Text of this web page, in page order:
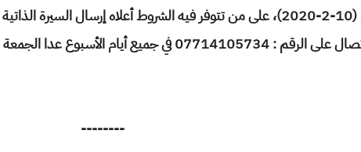
:
الأسبوع عدا الجمعة من الساعة 9 صباحا ولغاية الساعة 4 عصرا.
--------